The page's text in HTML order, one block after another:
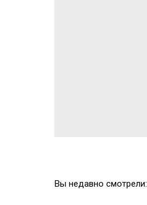
Вы недавно смотрели: